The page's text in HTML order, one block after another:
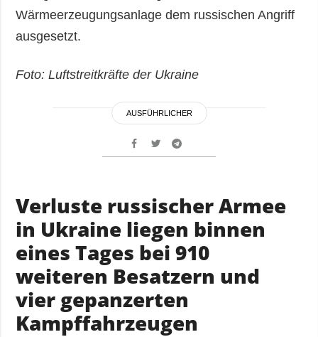
Wärmeerzeugungsanlage dem russischen Angriff
ausgesetzt.
Foto: Luftstreitkräfte der Ukraine
AUSFÜHRLICHER
Verluste russischer Armee
in Ukraine liegen binnen
eines Tages bei 910
weiteren Besatzern und
vier gepanzerten
Kampffahrzeugen